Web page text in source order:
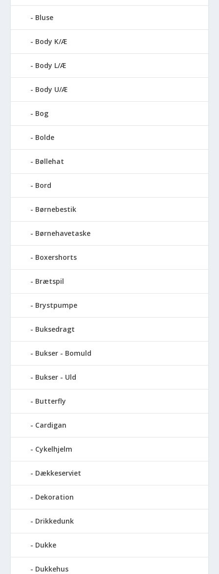
Bluse
Body K/Æ
Body L/Æ
Body U/Æ
Bog
Bolde
Bøllehat
Bord
Børnebestik
Børnehavetaske
Boxershorts
Brætspil
Brystpumpe
Buksedragt
Bukser - Bomuld
Bukser - Uld
Butterfly
Cardigan
Cykelhjelm
Dækkeserviet
Dekoration
Drikkedunk
Dukke
Dukkehus